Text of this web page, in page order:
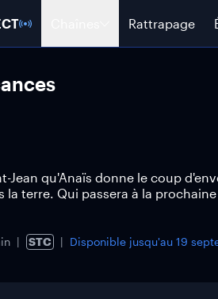
Rattrapage
Jean qu'Anaïs donne le coup
la terre. Qui passera à la
STC Disponible jusqu'au 19